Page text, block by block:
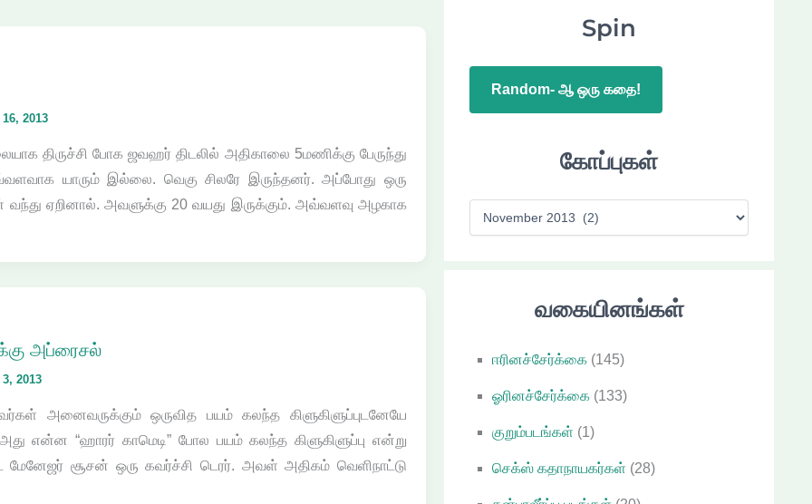
2013
திருச்சி போக ஜவஹர் திடலில் அதிகாலை 5மணிக்கு பேருந்து
யாரும் இல்லை. வெகு சிலரே இருந்தனர். அப்போது ஒரு
வந்து ஏறினால். அவளுக்கு 20 வயது இருக்கும். அவ்வளவு அழகாக
அப்ரைசல்
2013
அனைவருக்கும் ஒருவித பயம் கலந்த கிளுகிளுப்புடனேயே
என்ன “ஹாரர் காமெடி” போல பயம் கலந்த கிளுகிளுப்பு என்று
மேனேஜர் சூசன் ஒரு கவர்ச்சி டெரர். அவள் அதிகம் வெளிநாட்டு
Spin
Random- ஆ ஒரு கதை!
கோப்புகள்
கோ
ப்
வகையினங்கள்
ஈரினச்சேர்க்கை (145)
ஓரினச்சேர்க்கை (133)
குறும்படங்கள் (1)
செக்ஸ் கதாநாயகர்கள் (28)